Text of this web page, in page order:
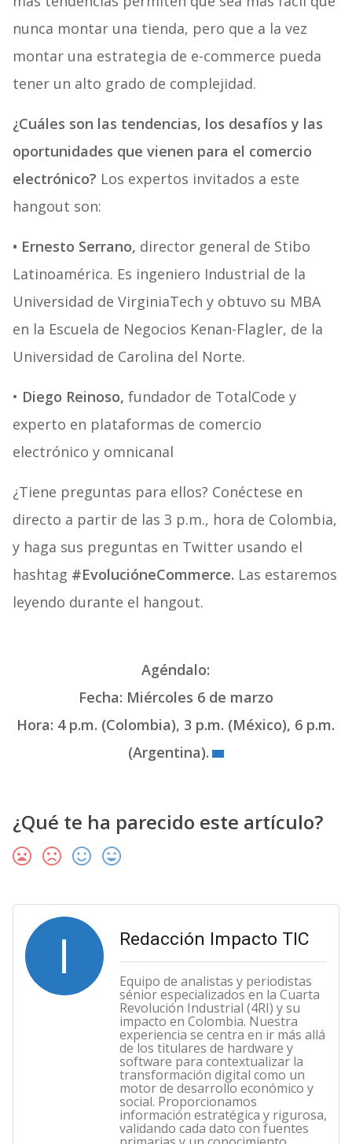
nunca montar una tienda, pero que a la vez
montar una estrategia de e-commerce pueda
tener un alto grado de complejidad.
¿Cuáles son las tendencias, los desafíos y las
oportunidades que vienen para el comercio
electrónico? Los expertos invitados a este
hangout son:
• Ernesto Serrano, director general de Stibo
Latinoamérica. Es ingeniero Industrial de la
Universidad de VirginiaTech y obtuvo su MBA
en la Escuela de Negocios Kenan-Flagler, de la
Universidad de Carolina del Norte.
• Diego Reinoso, fundador de TotalCode y
experto en plataformas de comercio
electrónico y omnicanal
¿Tiene preguntas para ellos? Conéctese en
directo a partir de las 3 p.m., hora de Colombia,
y haga sus preguntas en Twitter usando el
hashtag #EvolucióneCommerce. Las estaremos
leyendo durante el hangout.
Agéndalo:
Fecha: Miércoles 6 de marzo
Hora: 4 p.m. (Colombia), 3 p.m. (México), 6 p.m.
(Argentina).
¿Qué te ha parecido este artículo?
I Redacción Impacto TIC
Equipo de analistas y periodistas
sénior especializados en la Cuarta
Revolución Industrial (4RI) y su
impacto en Colombia. Nuestra
experiencia se centra en ir más allá
de los titulares de hardware y
software para contextualizar la
transformación digital como un
motor de desarrollo económico y
social. Proporcionamos
información estratégica y rigurosa,
validando cada dato con fuentes